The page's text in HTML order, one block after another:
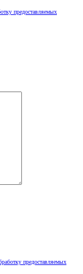
предоставляемых
предоставляемых